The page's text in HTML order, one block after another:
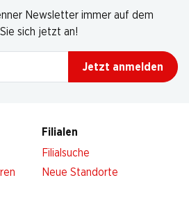
Newsletter immer auf dem
sich jetzt an!
Jetzt anmelden
Filialen
Filialsuche
Neue Standorte